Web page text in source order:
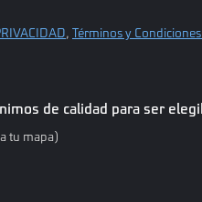
, Términos y
de calidad para ser
tu mapa)